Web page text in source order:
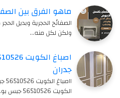
ماهو الفرق بين
الصفائح الحجرية وبديل
ولكن لكل منه…
جدران
الكويت 56510526 جبس بو…